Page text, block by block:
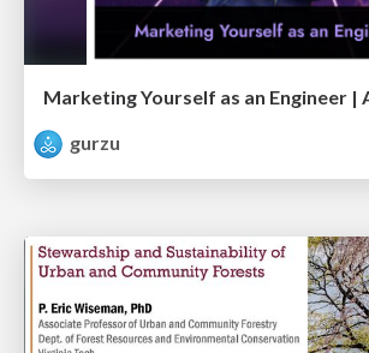
Marketing Yourself as an Engineer |
gurzu